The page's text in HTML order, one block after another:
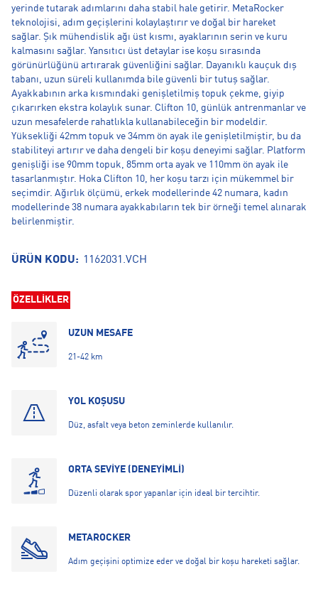
yerinde tutarak adımlarını daha stabil hale getirir. MetaRocker
teknolojisi, adım geçişlerini kolaylaştırır ve doğal bir hareket
sağlar. Şık mühendislik ağı üst kısmı, ayaklarının serin ve kuru
kalmasını sağlar. Yansıtıcı üst detaylar ise koşu sırasında
görünürlüğünü artırarak güvenliğini sağlar. Dayanıklı kauçuk dış
tabanı, uzun süreli kullanımda bile güvenli bir tutuş sağlar.
Ayakkabının arka kısmındaki genişletilmiş topuk çekme, giyip
çıkarırken ekstra kolaylık sunar. Clifton 10, günlük antrenmanlar ve
uzun mesafelerde rahatlıkla kullanabileceğin bir modeldir.
Yüksekliği 42mm topuk ve 34mm ön ayak ile genişletilmiştir, bu da
stabiliteyi artırır ve daha dengeli bir koşu deneyimi sağlar. Platform
genişliği ise 90mm topuk, 85mm orta ayak ve 110mm ön ayak ile
tasarlanmıştır. Hoka Clifton 10, her koşu tarzı için mükemmel bir
seçimdir. Ağırlık ölçümü, erkek modellerinde 42 numara, kadın
modellerinde 38 numara ayakkabıların tek bir örneği temel alınarak
belirlenmiştir.
ÜRÜN KODU: 1162031.VCH
ÖZELLİKLER
UZUN MESAFE
21-42 km
YOL KOŞUSU
Düz, asfalt veya beton zeminlerde kullanılır.
ORTA SEVİYE (DENEYİMLİ)
Düzenli olarak spor yapanlar için ideal bir tercihtir.
METAROCKER
Adım geçişini optimize eder ve doğal bir koşu hareketi sağlar.